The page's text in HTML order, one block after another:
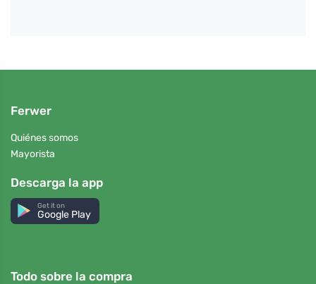
Ferwer
Quiénes somos
Mayorista
Descarga la app
Get it on
Google Play
Todo sobre la compra